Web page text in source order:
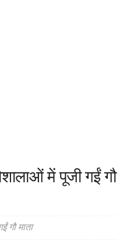
में पूजी गईं गौ
गौ माता